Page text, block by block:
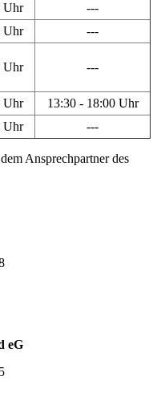
Uhr
---
Uhr ---
Uhr ---
Uhr
13:30 - 18:00 Uhr
Uhr ---
Ansprechpartner des
eG